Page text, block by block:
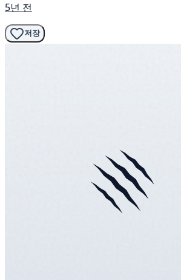
5년 전
저장